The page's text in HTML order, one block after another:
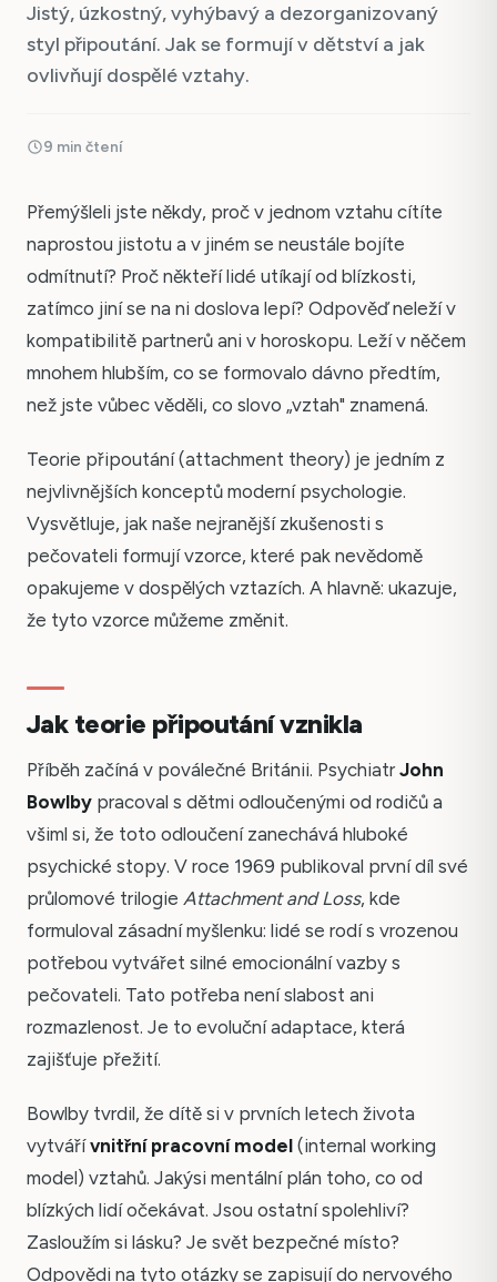
Jistý, úzkostný, vyhýbavý a dezorganizovaný
styl připoutání. Jak se formují v dětství a jak
ovlivňují dospělé vztahy.
9 min čtení
Přemýšleli jste někdy, proč v jednom vztahu cítíte
naprostou jistotu a v jiném se neustále bojíte
odmítnutí? Proč někteří lidé utíkají od blízkosti,
zatímco jiní se na ni doslova lepí? Odpověď neleží v
kompatibilitě partnerů ani v horoskopu. Leží v něčem
mnohem hlubším, co se formovalo dávno předtím,
než jste vůbec věděli, co slovo „vztah" znamená.
Teorie připoutání (attachment theory) je jedním z
nejvlivnějších konceptů moderní psychologie.
Vysvětluje, jak naše nejranější zkušenosti s
pečovateli formují vzorce, které pak nevědomě
opakujeme v dospělých vztazích. A hlavně: ukazuje,
že tyto vzorce můžeme změnit.
Jak teorie připoutání vznikla
Příběh začíná v poválečné Británii. Psychiatr John
Bowlby pracoval s dětmi odloučenými od rodičů a
všiml si, že toto odloučení zanechává hluboké
psychické stopy. V roce 1969 publikoval první díl své
průlomové trilogie Attachment and Loss, kde
formuloval zásadní myšlenku: lidé se rodí s vrozenou
potřebou vytvářet silné emocionální vazby s
pečovateli. Tato potřeba není slabost ani
rozmazlenost. Je to evoluční adaptace, která
zajišťuje přežití.
Bowlby tvrdil, že dítě si v prvních letech života
vytvářívnitřní pracovní model (internal working
model) vztahů. Jakýsi mentální plán toho, co od
blízkých lidí očekávat. Jsou ostatní spolehliví?
Zasloužím si lásku? Je svět bezpečné místo?
Odpovědi na tyto otázky se zapisují do nervového